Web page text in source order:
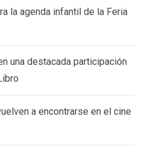
la agenda infantil de la Feria
una destacada participación
a encontrarse en el cine